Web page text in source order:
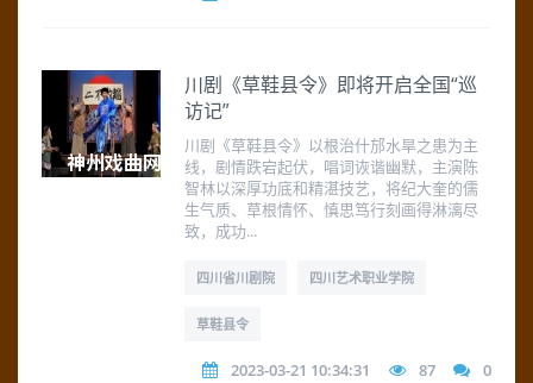
川剧《草鞋县令》即将开启全国“巡
访记”
川剧《草鞋县令》以根治什邡水旱之患为主
线，剧情跌宕起伏，唱词诙谐幽默，主演陈
智林以深厚功底和精湛技艺，将纪大奎的儒
生气质、草根情怀、慎思笃行刻画得淋漓尽
致，成功...
四川省川剧院 四川艺术职业学院
草鞋县令
2023-03-21 10:34:31 87 0